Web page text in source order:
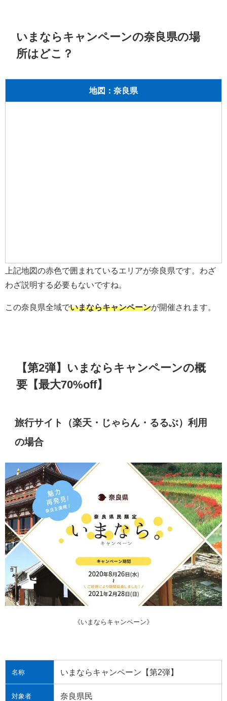
いまならキャンペーンの奈良県の場
所はどこ？
地図：奈良県
上記地図の赤色で囲まれているエリアが奈良県です。わざ
わざ説明する必要もないですね。
この奈良県全域でいまならキャンペーンが開催されます。
【第2弾】いまならキャンペーンの概
要【最大70%off】
旅行サイト（楽天・じゃらん・るるぶ）利用
の場合
《いまならキャンペーン》
名称 いまならキャンペーン【第2弾】
対象者 奈良県民